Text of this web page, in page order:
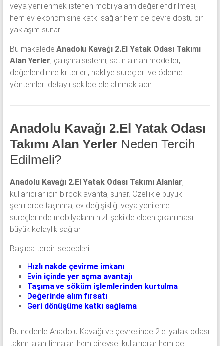
veya yenilenmek istenen mobilyaların değerlendirilmesi,
hem ev ekonomisine katkı sağlar hem de çevre dostu bir
yaklaşım sunar.
Bu makalede Anadolu Kavağı 2.El Yatak Odası Takımı
Alan Yerler, çalışma sistemi, satın alınan modeller,
değerlendirme kriterleri, nakliye süreçleri ve ödeme
yöntemleri detaylı şekilde ele alınmaktadır.
Anadolu Kavağı 2.El Yatak Odası
Takımı Alan YerlerNeden Tercih
Edilmeli?
Anadolu Kavağı 2.El Yatak Odası Takımı Alanlar,
kullanıcılar için birçok avantaj sunar. Özellikle büyük
şehirlerde taşınma, ev değişikliği veya yenileme
süreçlerinde mobilyaların hızlı şekilde elden çıkarılması
büyük kolaylık sağlar.
Başlıca tercih sebepleri:
Hızlı nakde çevirme imkanı
Evin içinde yer açma avantajı
Taşıma ve söküm işlemlerinden kurtulma
Değerinde alım fırsatı
Geri dönüşüme katkı sağlama
Bu nedenle Anadolu Kavağı ve çevresinde 2.el yatak odası
takımı alan firmalar, hem bireysel kullanıcılar hem de